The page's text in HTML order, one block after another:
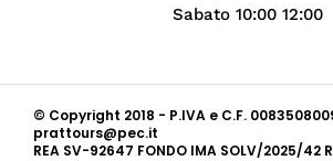
Sabato 10:00 12:00
© Copyright 2018 - P.IVA e C.F.
prattours@pec.it
REA SV-92647 FONDO IMA SOLV/2025/42